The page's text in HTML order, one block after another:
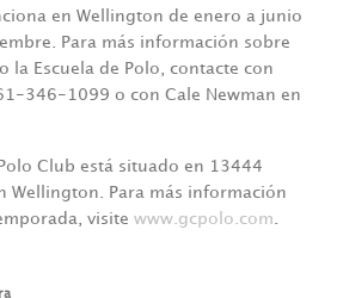
en Wellington de enero a junio
Para más información sobre
la Escuela de Polo, contacte con
346-1099 o con Cale Newman en
Club está situado en 13444
Wellington. Para más información
visite www.gcpolo.com